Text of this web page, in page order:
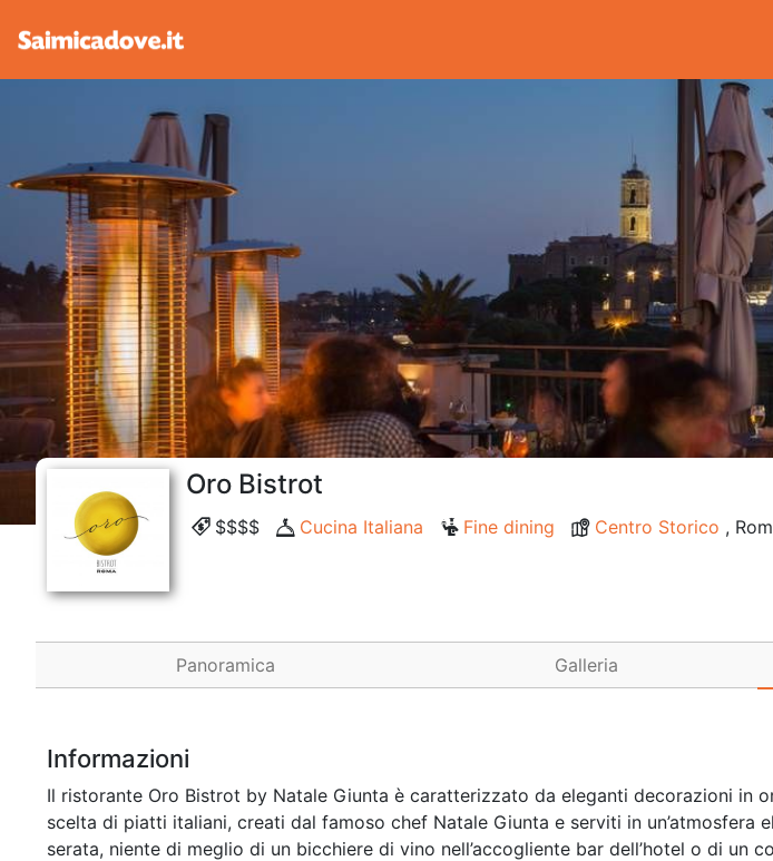
Oro Bistrot
$$$$ Cucina Italiana Fine dining Centro Storico ,
Panoramica Galleria
Informazioni
Il ristorante Oro Bistrot by Natale Giunta è caratterizzato da eleganti decorazioni in
scelta di piatti italiani, creati dal famoso chef Natale Giunta e serviti in un’atmosfera
serata, niente di meglio di un bicchiere di vino nell’accogliente bar dell’hotel o di un